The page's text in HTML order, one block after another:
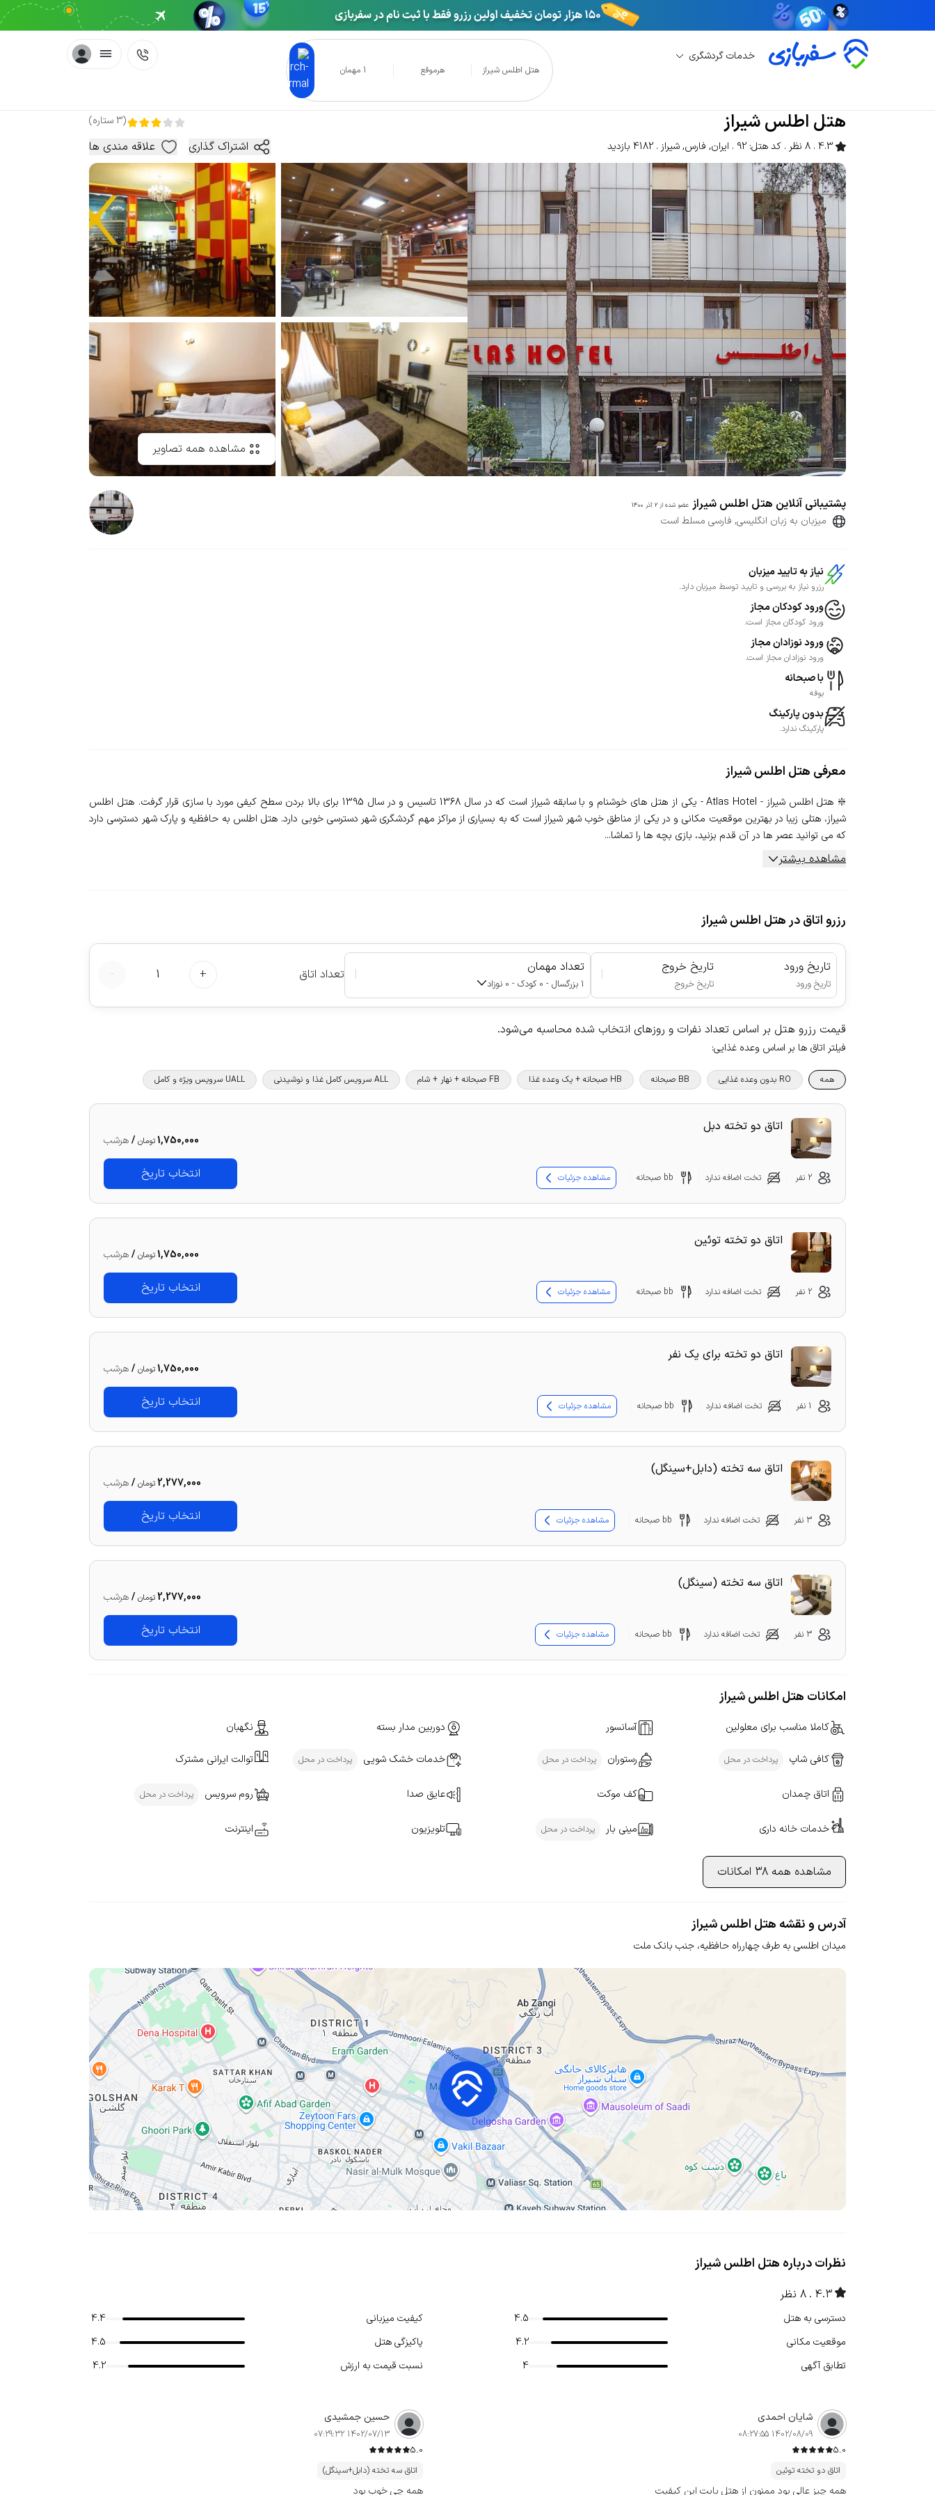
خدمات گردشگری
هتل اطلس شیراز هرموقع 1 مهمان
هتل اطلس شیراز
4.3 8 نظر کد هتل: 92 ایران, فارس,شیراز 4182 بازدید
(
3 ستاره)
اشتراک گذاری علاقه مندی ها
مشاهده همه تصاویر
پشتیبانی آنلاین هتل اطلس شیراز عضو شده از 2 آذر 1400
میزبان به زبان انگلیسی, فارسی مسلط است
نیاز به تایید میزبان
رزرو نیاز به بررسی و تایید توسط میزبان دارد.
ورود کودکان مجاز
ورود کودکان مجاز است.
ورود نوزادان مجاز
ورود نوزادان مجاز است.
با صبحانه
بوفه
بدون پارکینگ
پارکینگ ندارد.
معرفی هتل اطلس شیراز
❇️ هتل اطلس شیراز - Atlas Hotel - یکی از هتل های خوشنام و با سابقه شیراز است که در سال 1368 تاسیس و در سال 1395 برای بالا بردن سطح کیفی مورد با سازی قرار گرفت. هتل اطلس
شیراز، هتلی زیبا در بهترین موقعیت مکانی و در یکی از مناطق خوب شهر شیراز است که به بسیاری از مراکز مهم گردشگری شهر دسترسی خوبی دارد. هتل اطلس به حافظیه و پارک شهر دسترسی دارد
که می توانید عصر ها در آن قدم بزنید، بازی بچه ها را تماشا...
مشاهده بیشتر
رزرو اتاق در هتل اطلس شیراز
تاریخ ورود
تاریخ ورود
تاریخ خروج
تاریخ خروج
| تعداد مهمان
1 بزرگسال - 0 کودک - 0 نوزاد
| تعداد اتاق +
1
-
قیمت رزرو هتل بر اساس تعداد نفرات و روزهای انتخاب شده محاسبه می‌شود.
فیلتر اتاق ها بر اساس وعده غذایی:
همه RO بدون وعده غذایی BB صبحانه HB صبحانه + یک وعده غذا FB صبحانه + نهار + شام ALL سرویس کامل غذا و نوشیدنی UALL سرویس ویژه و کامل
اتاق دو تخته دبل
1,750,000تومان /هرشب
انتخاب تاریخ 2 نفر تخت اضافه ندارد bb صبحانه مشاهده جزئیات
اتاق دو تخته توئین
1,750,000تومان /هرشب
انتخاب تاریخ 2 نفر تخت اضافه ندارد bb صبحانه مشاهده جزئیات
اتاق دو تخته برای یک نفر
1,750,000تومان /هرشب
انتخاب تاریخ 1 نفر تخت اضافه ندارد bb صبحانه مشاهده جزئیات
اتاق سه تخته (دابل+سینگل)
2,277,000تومان /هرشب
انتخاب تاریخ 3 نفر تخت اضافه ندارد bb صبحانه مشاهده جزئیات
اتاق سه تخته (سینگل)
2,277,000تومان /هرشب
انتخاب تاریخ 3 نفر تخت اضافه ندارد bb صبحانه مشاهده جزئیات
امکانات هتل اطلس شیراز
کاملا مناسب برای معلولین آسانسور دوربین مدار بسته نگهبان
کافی شاپ پرداخت در محل رستوران پرداخت در محل خدمات خشک شویی پرداخت در محل توالت ایرانی مشترک
اتاق چمدان کف موکت عایق صدا روم سرویس پرداخت در محل
خدمات خانه داری مینی بار پرداخت در محل تلویزیون اینترنت
مشاهده همه 38 امکانات
آدرس و نقشه هتل اطلس شیراز
میدان اطلسی به طرف چهارراه حافظیه، جنب بانک ملت
نظرات درباره هتل اطلس شیراز
4.3 8 نظر
دسترسی به هتل 4.5 کیفیت میزبانی
4.4
موقعیت مکانی
4.2 پاکیزگی هتل
4.5
تطابق آگهی
4 نسبت قیمت به ارزش 4.2
شایان احمدی
1402/08/09 08:27:55
5.0
اتاق دو تخته توئین
همه چیز عالی بود ممنون از هتل بابت این کیفیت
حسین جمشیدی
1402/07/13 07:29:32
5.0
اتاق سه تخته (دابل+سینگل)
همه چی خوب بود